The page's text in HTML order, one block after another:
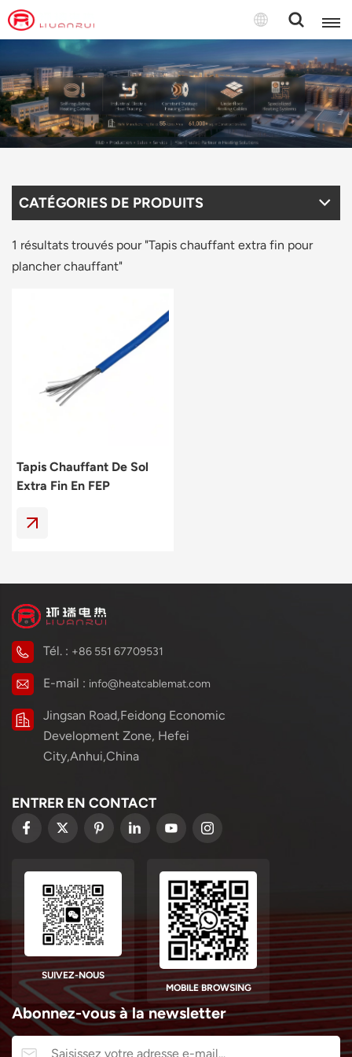
Français
English
français
русский
italiano
CATÉGORIES DE PRODUITS
1 résultats trouvés pour "Tapis chauffant extra fin pour
plancher chauffant"
Tapis Chauffant De Sol
Extra Fin En FEP
Abonnez-vous à la newsletter
Tél. : +86 551 67709531
E-mail : info@heatcablemat.com
Jingsan Road,Feidong Economic
Development Zone, Hefei
City,Anhui,China
ENTRER EN CONTACT
SUIVEZ-NOUS
MOBILE BROWSING